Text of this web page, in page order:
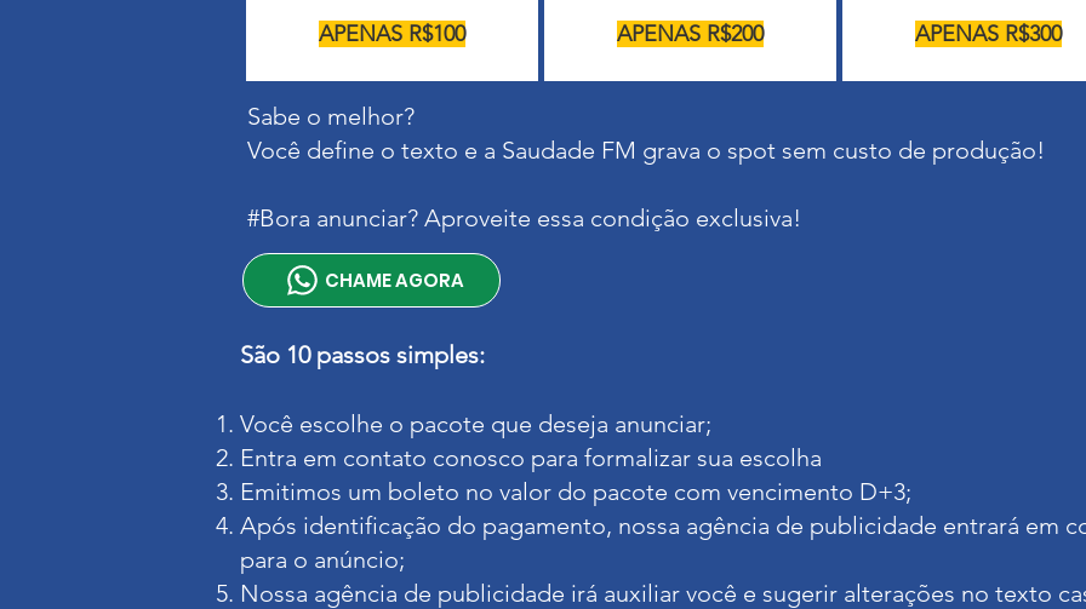
APENAS R$100
APENAS R$200
APENAS R$300
Sabe o melhor?
Você define o texto e a Saudade FM grava o spot sem custo de produção!
#Bora anunciar? Aproveite essa condição exclusiva!
CHAME AGORA
São 10 passos simples:
Você escolhe o pacote que deseja anunciar;
Entra em contato conosco para formalizar sua escolha
Emitimos um boleto no valor do pacote com vencimento D+3;
Após identificação do pagamento, nossa agência de publicidade entrará em
para o anúncio;
Nossa agência de publicidade irá auxiliar você e sugerir alterações no texto